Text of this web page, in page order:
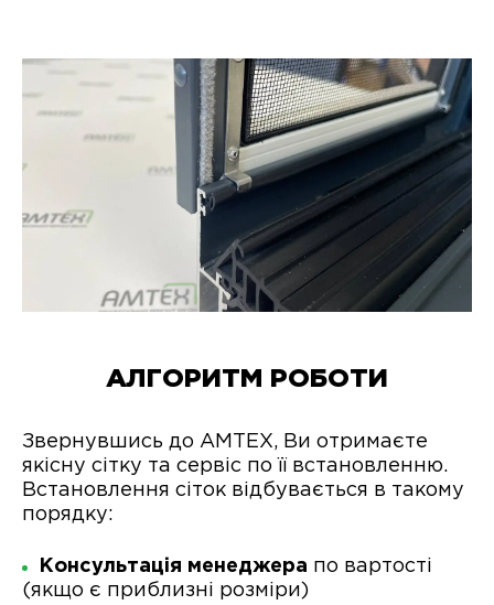
АЛГОРИТМ РОБОТИ
Звернувшись до АМТЕХ, Ви отримаєте
якісну сітку та сервіс по її встановленню.
Встановлення сіток відбувається в такому
порядку:
Консультація менеджера по вартості
(якщо є приблизні розміри)